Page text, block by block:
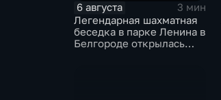
6 августа
3 мин
Легендарная шахматная
беседка в парке Ленина в
Белгороде открылась